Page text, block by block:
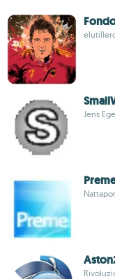
Jens